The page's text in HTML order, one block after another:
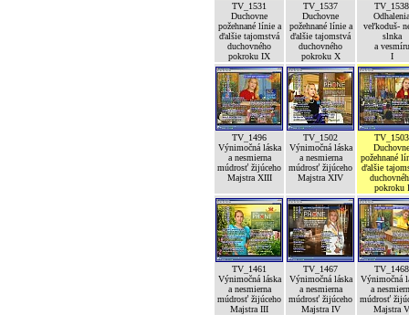
TV_1531
Duchovne
požehnané línie a
ďalšie tajomstvá
duchovného
pokroku IX
TV_1537
Duchovne
požehnané línie a
ďalšie tajomstvá
duchovného
pokroku X
TV_1538
Odhalenia
veľkoduš-
slnka
a vesmíru
I
TV_1496
Výnimočná láska
a nesmierna
múdrosť žijúceho
Majstra XIII
TV_1502
Výnimočná láska
a nesmierna
múdrosť žijúceho
Majstra XIV
TV_1503
Duchovne
požehnané
ďalšie
pokroku I
TV_1461
Výnimočná láska
a nesmierna
múdrosť žijúceho
Majstra III
TV_1467
Výnimočná láska
a nesmierna
múdrosť žijúceho
Majstra IV
TV_1468
Výnimočná
a
múdrosť
Majstra V